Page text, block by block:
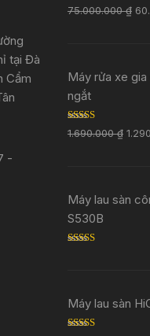
tại Đà
Cẩm
-
Rated5.00
out of 5
75.000.000₫
Máy rửa xe
ngắt
Rated 5.00
out of 5
1.690.000₫
Máy lau sàn
S530B
Máy lau sàn